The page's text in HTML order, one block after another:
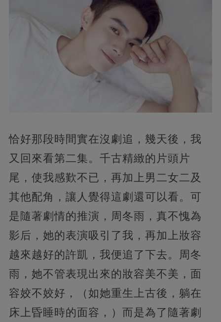
恰好那段時間實在沒劇追，幾天後，我
又回來看第二集。千古精緻的片頭片
尾，使我感歎不已，再加上男二女二及
其他配角，讓人覺得這劇還可以看。可
是隨著劇情的推演，周冬雨，真不愧為
影后，她的表演吸引了我，再加上妝容
越來越好的許凱，我便追了下去。周冬
雨，她不管表現出來的妝容美不美，面
容姣不姣好，（如她重生上古後，躺在
床上昏睡時的面容，）而是為了隨著劇